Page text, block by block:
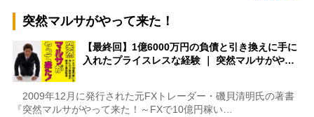
突然マルサがやって来た！
【最終回】1億6000万円の負債と引き換えに手に
入れたプライスレスな経験 ｜ 突然マルサがや…
2009年12月に発行された元FXトレーダー・磯貝清明氏の著書
『突然マルサがやって来た！～FXで10億円稼い…